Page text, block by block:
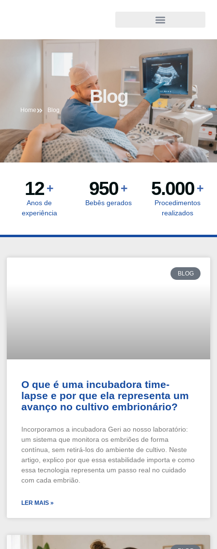
Blog
Home Blog
12 +
Anos de
experiência
950 +
Bebês gerados
5.000 +
Procedimentos
realizados
BLOG
O que é uma incubadora time-
lapse e por que ela representa um
avanço no cultivo embrionário?
Incorporamos a incubadora Geri ao nosso laboratório:
um sistema que monitora os embriões de forma
contínua, sem retirá-los do ambiente de cultivo. Neste
artigo, explico por que essa estabilidade importa e como
essa tecnologia representa um passo real no cuidado
com cada embrião.
LER MAIS »